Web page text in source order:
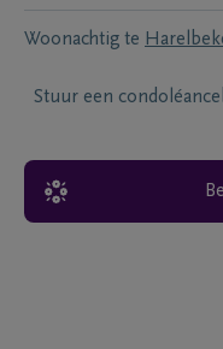
Woonachtig te
Stuur een